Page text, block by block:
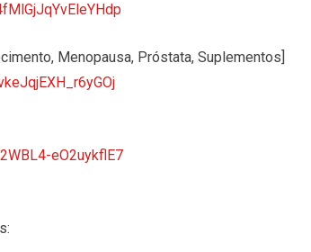
Menopausa, Próstata, Suplementos]
eO2uykflE7